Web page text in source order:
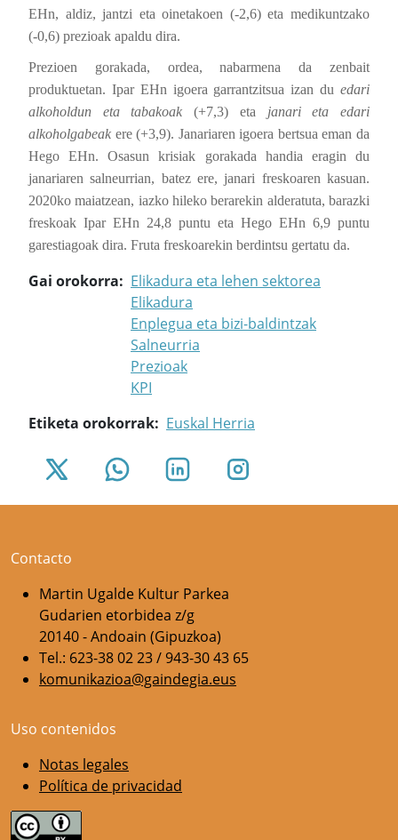
EHn, aldiz, jantzi eta oinetakoen (-2,6) eta medikuntzako
(-0,6) prezioak apaldu dira.
Prezioen gorakada, ordea, nabarmena da zenbait
produktuetan. Ipar EHn igoera garrantzitsua izan du edari
alkoholdun eta tabakoak (+7,3) eta janari eta edari
alkoholgabeak ere (+3,9). Janariaren igoera bertsua eman da
Hego EHn. Osasun krisiak gorakada handia eragin du
janariaren salneurrian, batez ere, janari freskoaren kasuan.
2020ko maiatzean, iazko hileko berarekin alderatuta, barazki
freskoak Ipar EHn 24,8 puntu eta Hego EHn 6,9 puntu
garestiagoak dira. Fruta freskoarekin berdintsu gertatu da.
Gai orokorra
Elikadura eta lehen sektorea
Elikadura
Enplegua eta bizi-baldintzak
Salneurria
Prezioak
KPI
Etiketa orokorrak
Euskal Herria
Contacto
Martin Ugalde Kultur Parkea
Gudarien etorbidea z/g
20140 - Andoain (Gipuzkoa)
Tel.: 623-38 02 23 / 943-30 43 65
komunikazioa@gaindegia.eus
Uso contenidos
Notas legales
Política de privacidad